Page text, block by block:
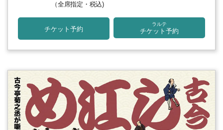
（全席指定・税込)
チケット予約
ラルテ
チケット予約